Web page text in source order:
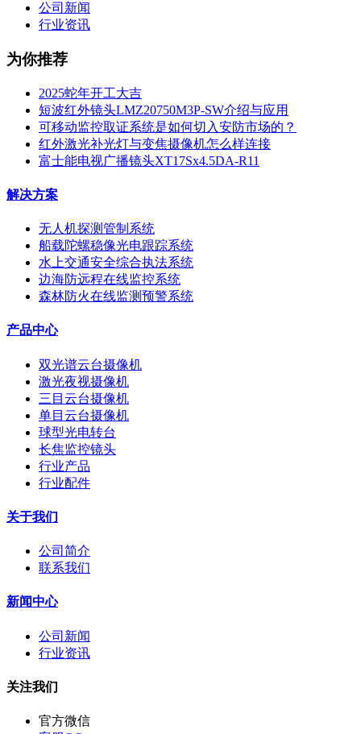
公司新闻
行业资讯
为你推荐
2025蛇年开工大吉
短波红外镜头LMZ20750M3P-SW介绍与应用
可移动监控取证系统是如何切入安防市场的？
红外激光补光灯与变焦摄像机怎么样连接
富士能电视广播镜头XT17Sx4.5DA-R11
解决方案
无人机探测管制系统
船载陀螺稳像光电跟踪系统
水上交通安全综合执法系统
边海防远程在线监控系统
森林防火在线监测预警系统
产品中心
双光谱云台摄像机
激光夜视摄像机
三目云台摄像机
单目云台摄像机
球型光电转台
长焦监控镜头
行业产品
行业配件
关于我们
公司简介
联系我们
新闻中心
公司新闻
行业资讯
关注我们
官方微信